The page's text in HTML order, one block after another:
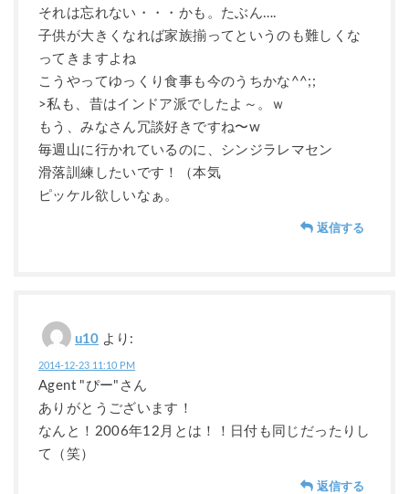
それは忘れない・・・かも。たぶん….
子供が大きくなれば家族揃ってというのも難しくな
ってきますよね
こうやってゆっくり食事も今のうちかな^^;;
>私も、昔はインドア派でしたよ～。ｗ
もう、みなさん冗談好きですね〜w
毎週山に行かれているのに、シンジラレマセン
滑落訓練したいです！（本気
ピッケル欲しいなぁ。
返信する
u10 より:
2014-12-23 11:10 PM
Agent "ぴー"さん
ありがとうございます！
なんと！2006年12月とは！！日付も同じだったりし
て（笑）
返信する